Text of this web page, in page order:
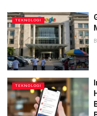
TEKNOLOGI
TEKNOLOGI